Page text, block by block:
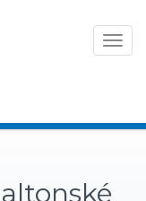
Toggle